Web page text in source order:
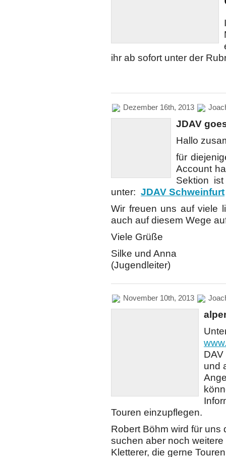
ihr ab sofort unter der
Dezember 16th, 2013
JDAV
Hallo
für
Account
Sektion
unter: JDAV Schweinfurt
Wir freuen uns auf viele
auch auf diesem Wege
Viele Grüße
Silke und Anna
(Jugendleiter)
November 10th, 2013
und
Touren einzupflegen.
Robert Böhm wird für uns
suchen aber noch
Kletterer, die gerne